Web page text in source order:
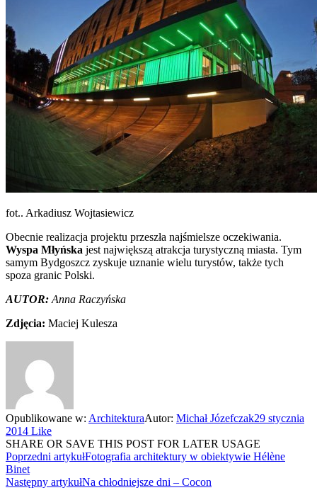
fot.. Arkadiusz Wojtasiewicz
Obecnie realizacja projektu przeszła najśmielsze oczekiwania.
Wyspa Młyńska jest największą atrakcja turystyczną miasta. Tym
samym Bydgoszcz zyskuje uznanie wielu turystów, także tych
spoza granic Polski.
AUTOR: Anna Raczyńska
Zdjęcia: Maciej Kulesza
Opublikowane w: ArchitekturaAutor: Michał Józefczak29 stycznia
2014 Like
SHARE OR SAVE THIS POST FOR LATER USAGE
Poprzedni artykułFotografia architektury w obiektywie Hélène
Binet
Następny artykułNa chłodniejsze dni – Cocon